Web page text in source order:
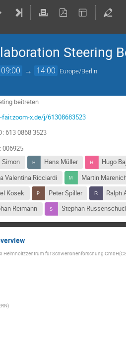
Steering
→ 14:00 Europe/Berlin
beitreten
x.de/j/61308683523
613 0868 3523
006925
Simon Hans Müller
Hugo
Valentina Ricciardi
Martin
Kosek
Peter Spiller
Ralph
Reimann
Stephan
Helmholtzzentrum für Schwerionenforschung
)